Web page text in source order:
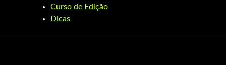
Curso de Edição
Dicas